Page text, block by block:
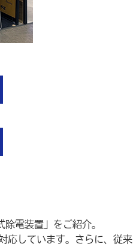
電装置」をご紹介。
応しています。さらに、従来